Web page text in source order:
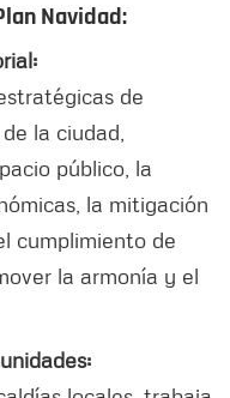
Navidad:
de
la ciudad,
público, la
la mitigación
cumplimiento de
la armonía y el